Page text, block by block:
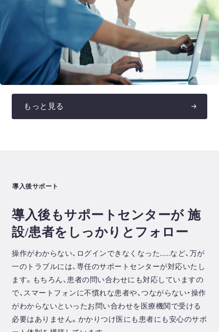
もっと見る
⁨⁩導入後サポート
導入後もサポートセンターが施
設/患者をしっかりとフォロー
操作がわからない、ログインできなくなった......など、万が
一のトラブルには、専任のサポートセンターが対応いたし
ます。もちろん、患者の問い合わせにも対応していますの
で、スマートフォンに不慣れな患者や、つながらない・操作
がわからないといったお問い合わせを医療機関で受ける
必要はありません。かかりつけ医にも患者にも安心のサポ